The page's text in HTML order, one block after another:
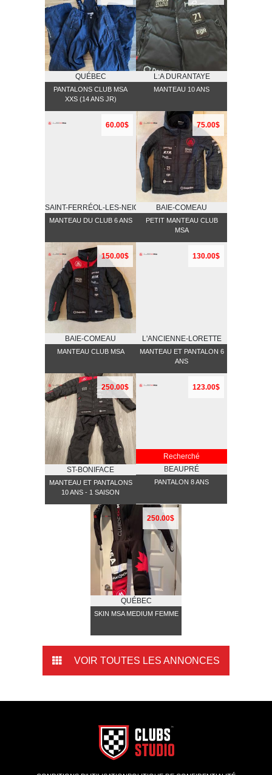
QUÉBEC
PANTALONS CLUB MSA
XXS (14 ANS JR)
L:A DURANTAYE
MANTEAU 10 ANS
60.00$
SAINT-FERRÉOL-LES-NEIGES
MANTEAU DU CLUB 6 ANS
75.00$
BAIE-COMEAU
PETIT MANTEAU CLUB
MSA
150.00$
BAIE-COMEAU
MANTEAU CLUB MSA
130.00$
L'ANCIENNE-LORETTE
MANTEAU ET PANTALON 6
ANS
250.00$
ST-BONIFACE
MANTEAU ET PANTALONS
10 ANS - 1 SAISON
123.00$
Recherché
BEAUPRÉ
PANTALON 8 ANS
250.00$
QUÉBEC
SKIN MSA MEDIUM FEMME
VOIR TOUTES LES ANNONCES